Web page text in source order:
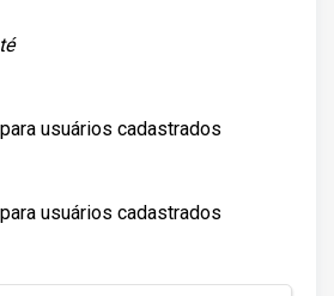
usuários cadastrados
usuários cadastrados